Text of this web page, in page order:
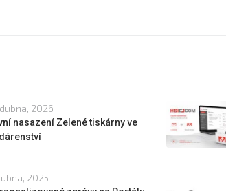
2026
nasazení Zelené tiskárny ve
2025